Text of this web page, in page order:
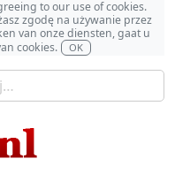
to our use of cookies.
zgodę na używanie przez
van onze diensten, gaat u
cookies.
OK